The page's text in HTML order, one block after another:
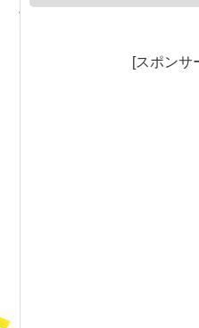
[スポンサ